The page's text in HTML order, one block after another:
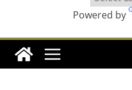
Powered by